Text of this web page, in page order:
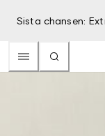
Sista chansen: